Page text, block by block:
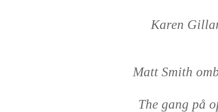
Karen
Matt Smith
The gang på